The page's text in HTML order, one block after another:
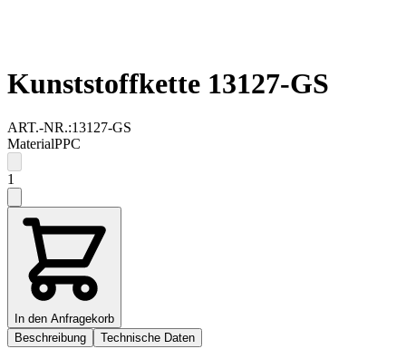
Kunststoffkette 13127-GS
ART.-NR.:13127-GS
MaterialPPC
1
In den Anfragekorb
Beschreibung
Technische Daten